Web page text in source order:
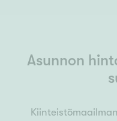
Asunnon